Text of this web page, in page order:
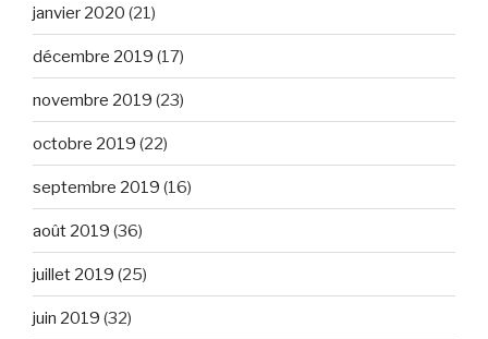
janvier 2020 (21)
décembre 2019 (17)
novembre 2019 (23)
octobre 2019 (22)
septembre 2019 (16)
août 2019 (36)
juillet 2019 (25)
juin 2019 (32)